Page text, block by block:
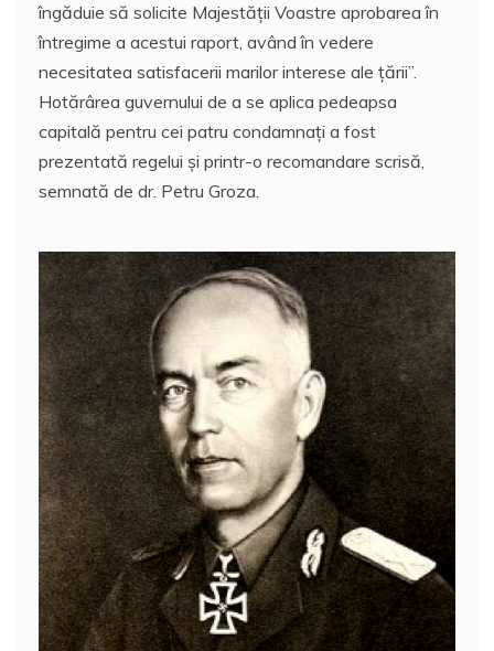
îngăduie să solicite Majestăţii Voastre aprobarea în
întregime a acestui raport, având în vedere
necesitatea satisfacerii marilor interese ale ţării”.
Hotărârea guvernului de a se aplica pedeapsa
capitală pentru cei patru condamnaţi a fost
prezentată regelui şi printr-o recomandare scrisă,
semnată de dr. Petru Groza.